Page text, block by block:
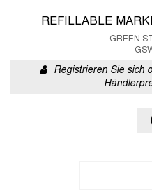
REFILLABLE
GREEN
Registrieren Sie sich